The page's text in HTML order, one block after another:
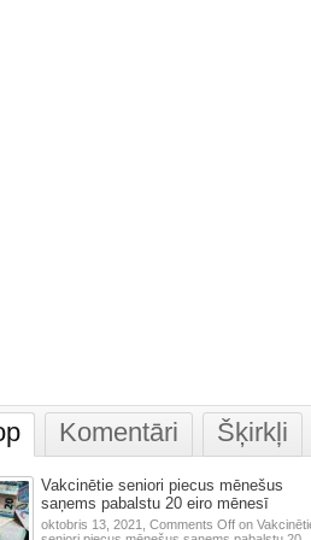
Komentāri Šķirkļi
Vakcinētie seniori piecus mēnešus
saņems pabalstu 20 eiro mēnesī
oktobris 13, 2021, Comments Offon